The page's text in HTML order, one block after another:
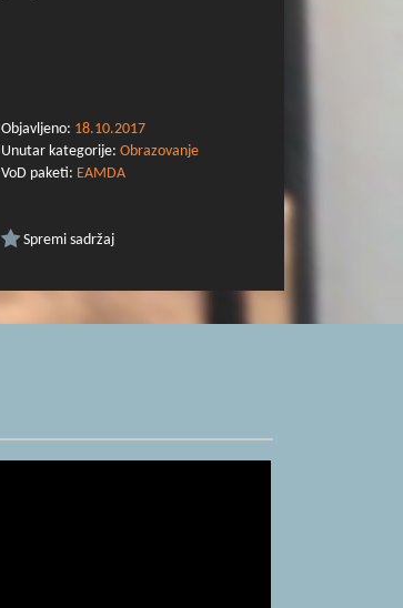
Objavljeno: 18.10.2017
Unutar kategorije: Obrazovanje
VoD paketi: EAMDA
Spremi sadržaj